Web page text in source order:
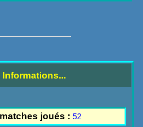
Informations...
joués :52